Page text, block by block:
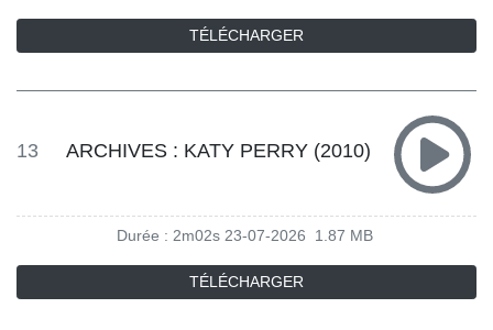
TÉLÉCHARGER
13 ARCHIVES : KATY PERRY (2010)
Durée : 2m02s 23-07-2026 1.87 MB
TÉLÉCHARGER